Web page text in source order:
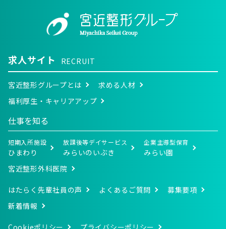
当社は、以下の目的に必要な範囲で、利用者の個人情
報を取得し、これを利用します。
当社サービスの提供・運営のため
人確認を行うことを含む）
ユーザーが利用中のサービスの新機能、更新情
ビスの案内のメールを送付するため
メンテナンス、重要なお知らせなど必要に応じた
ご連絡のため
的でサービスを利用しようとするユーザーの特定
をし、ご利用をお断りするため
ユーザーにご自身の登録情報の閲覧や変更、削
除、ご利用状況の閲覧を行っていただくため
求するため
第3条（個人情報の管理と保護）
個人情報の管理は、厳重に行うこととし、法令に別段
求人サイト RECRUIT
宮近整形グループとは
求める人材
福利厚生・キャリアアップ
仕事を知る
短期入所施設
ひまわり
放課後等デイサービス
みらいのいぶき
企業主導型保育
みらい園
宮近整形外科医院
はたらく先輩社員の声 よくあるご質問
募集要項
新着情報
Cookieポリシー プライバシーポリシー